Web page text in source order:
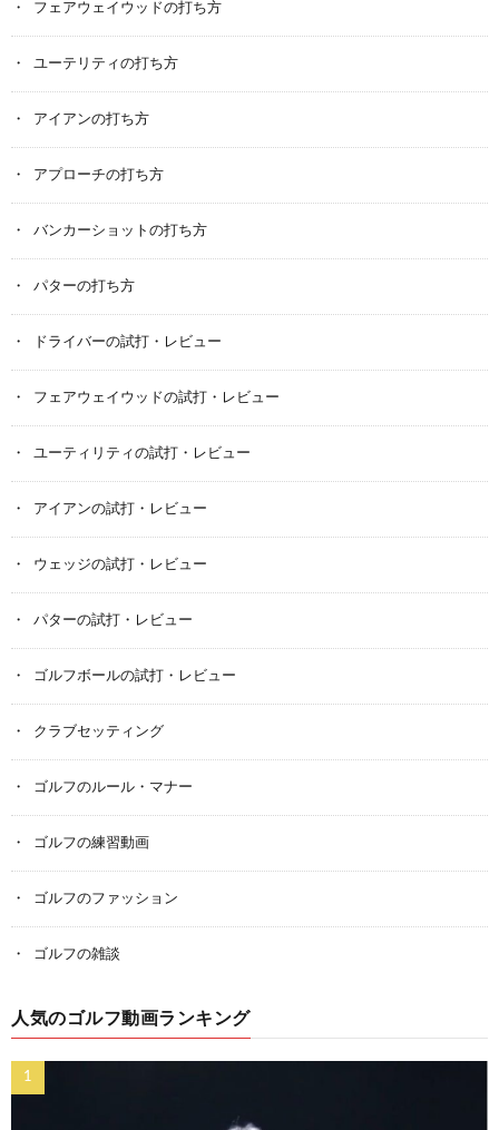
フェアウェイウッドの打ち方
ユーテリティの打ち方
アイアンの打ち方
アプローチの打ち方
バンカーショットの打ち方
パターの打ち方
ドライバーの試打・レビュー
フェアウェイウッドの試打・レビュー
ユーティリティの試打・レビュー
アイアンの試打・レビュー
ウェッジの試打・レビュー
パターの試打・レビュー
ゴルフボールの試打・レビュー
クラブセッティング
ゴルフのルール・マナー
ゴルフの練習動画
ゴルフのファッション
ゴルフの雑談
人気のゴルフ動画ランキング